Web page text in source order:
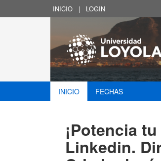
INICIO | LOGIN
INICIO FECHAS
¡Potencia
Linkedin.